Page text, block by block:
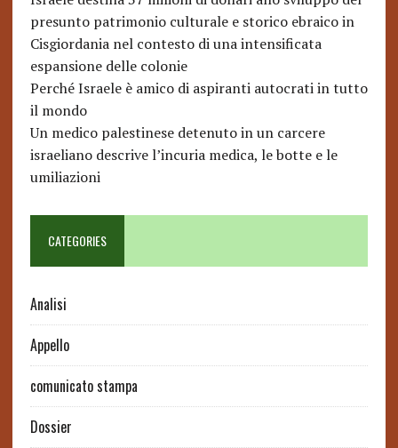
presunto patrimonio culturale e storico ebraico in
Cisgiordania nel contesto di una intensificata
espansione delle colonie
Perché Israele è amico di aspiranti autocrati in tutto
il mondo
Un medico palestinese detenuto in un carcere
israeliano descrive l’incuria medica, le botte e le
umiliazioni
CATEGORIES
Analisi
Appello
comunicato stampa
Dossier